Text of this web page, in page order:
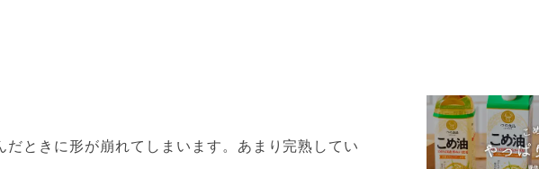
ときに形が崩れてしまいます。あまり完熟してい